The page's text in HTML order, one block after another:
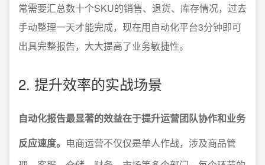
常需要汇总数十个SKU的销售、退货、库存情况，过去
手动整理一天才能完成，现在用自动化平台3分钟即可
出具完整报告，大大提高了业务敏捷性。
2. 提升效率的实战场景
自动化报告最显著的效益在于提升运营团队协作和业务
反应速度。 电商运营不仅仅是单人作战，涉及商品管